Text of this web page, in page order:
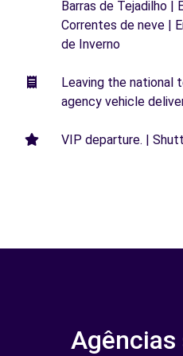
Barras de Tejadilho |
Correntes de neve |
de Inverno
Leaving the national
agency vehicle
VIP departure. |